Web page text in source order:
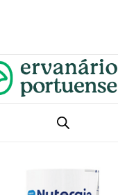
Suplementos alimentares